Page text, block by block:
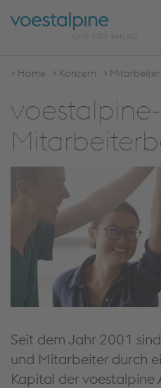
Home Konzern
voestalpine-
Seit dem Jahr 2001
und Mitarbeiter durch
Kapital der voestalpine